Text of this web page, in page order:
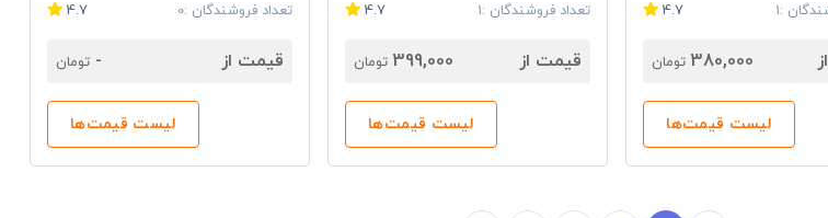
:1
4.7
380,000 تومان
لیست قیمت‌ها
تعداد فروشندگان :1 4.7
قیمت از 399,000 تومان
لیست قیمت‌ها
تعداد فروشندگان :0 4.7
قیمت از - تومان
لیست قیمت‌ها